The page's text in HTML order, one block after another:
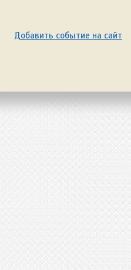
Добавить событие на сайт